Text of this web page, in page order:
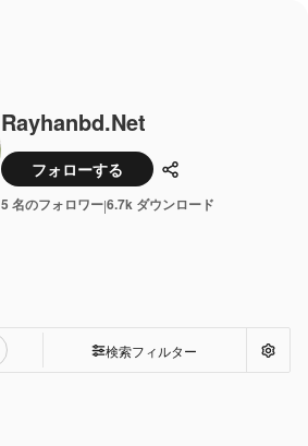
Rayhanbd.net
フォローする 共有
5 名のフォロワー|6.7k ダウンロード
検索フィルター